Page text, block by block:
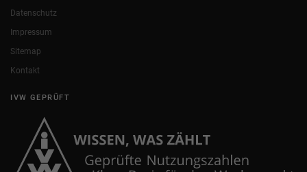
Datenschutz
Impressum
Sitemap
Kontakt
IVW GEPRÜFT